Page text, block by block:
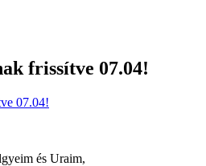
frissítve 07.04!
és Uraim,